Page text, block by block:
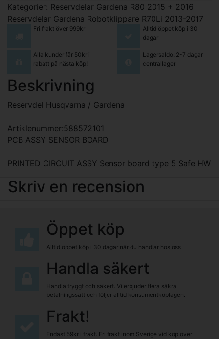
Kategorier: Reservdelar Gardena R80 2015 + 2016
Reservdelar Gardena Robotklippare R70Li 2013-2017
Fri frakt över 999kr
Alltid öppet köp i 30
dagar
Alla kunder får 50kr i
rabatt på nästa köp!
Lagersaldo: 2-7 dagar
centrallager
Beskrivning
Reservdel Husqvarna / Gardena
Artiklenummer:588572101
PCB ASSY SENSOR BOARD
PRINTED CIRCUIT ASSY Sensor board type 5 Safe HW
Skriv en recension
Öppet köp
Alltid öppet köp i 30 dagar när du handlar hos oss
Handla säkert
Handla tryggt och säkert. Vi erbjuder flera säkra
betalningssätt och följer alltid konsumentköplagen.
Frakt!
Endast 59kr i frakt. Fri frakt inom Sverige vid köp över